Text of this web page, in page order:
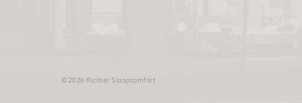
©2026 Richter Slaapcomfort